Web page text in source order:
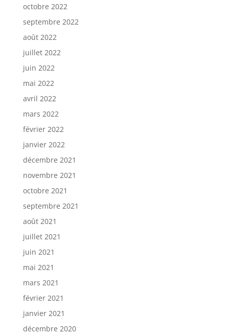
octobre 2022
septembre 2022
août 2022
juillet 2022
juin 2022
mai 2022
avril 2022
mars 2022
février 2022
janvier 2022
décembre 2021
novembre 2021
octobre 2021
septembre 2021
août 2021
juillet 2021
juin 2021
mai 2021
mars 2021
février 2021
janvier 2021
décembre 2020